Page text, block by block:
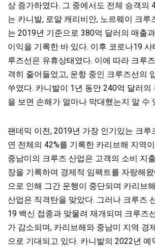
상 증가하였다. 그 중에서도 전체 승객의
는 카니발, 로얄 캐리비안, 노르웨이 크루
는 2019년 기준으로 380억 달러의 매출
이익을 기록한 바 있다. 이후 코로나19
루즈선은 유휴상태였다. 이에 따라 크루
격히 줄어들었고, 운항 중인 크루즈선의
쑤였다. 카니발이 1년 동안 240억 달러의
을 보면 손해가 얼마나 막대했는지 알 수
팬데믹 이전, 2019년 가장 인기있는 크루
연 전체의 42%를 기록한 카리브해 지역
중남미의 크루즈 산업은 고객의 소비 지
장을 기록하며 경제적 임팩트를 자랑해
으로 인해 그간 운행이 중단되며 카리브
산업은 직격탄을 맞았다. 그러나 크루즈
19 백신 접종과 맞물려 재개되며 크루즈
가 감소되며, 카리브해와 중남미 지역 경
으로 기대되고 있다. 카니발의 2022년 예